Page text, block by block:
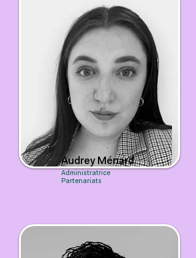
Audrey Ménard
Administratrice
Partenariats